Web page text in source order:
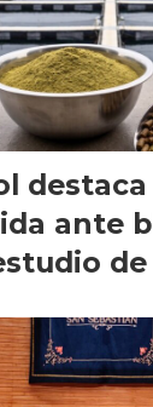
destaca
ante